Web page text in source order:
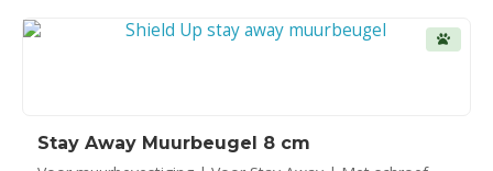
Stay Away Muurbeugel 8 cm